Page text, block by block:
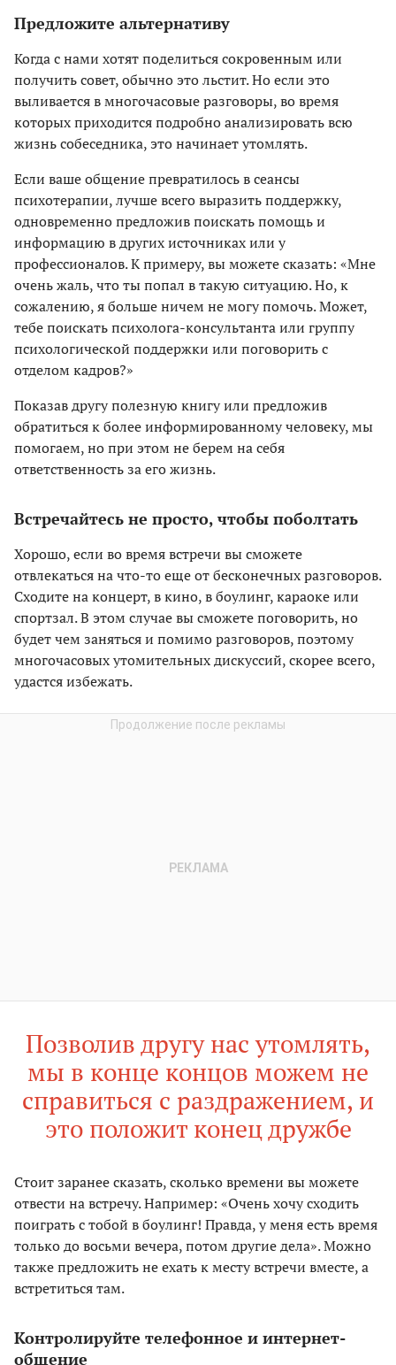
Предложите альтернативу
Когда с нами хотят поделиться сокровенным или
получить совет, обычно это льстит. Но если это
выливается в многочасовые разговоры, во время
которых приходится подробно анализировать всю
жизнь собеседника, это начинает утомлять.
Если ваше общение превратилось в сеансы
психотерапии, лучше всего выразить поддержку,
одновременно предложив поискать помощь и
информацию в других источниках или у
профессионалов. К примеру, вы можете сказать: «Мне
очень жаль, что ты попал в такую ситуацию. Но, к
сожалению, я больше ничем не могу помочь. Может,
тебе поискать психолога-консультанта или группу
психологической поддержки или поговорить с
отделом кадров?»
Показав другу полезную книгу или предложив
обратиться к более информированному человеку, мы
помогаем, но при этом не берем на себя
ответственность за его жизнь.
Встречайтесь не просто, чтобы поболтать
Хорошо, если во время встречи вы сможете
отвлекаться на что-то еще от бесконечных разговоров.
Сходите на концерт, в кино, в боулинг, караоке или
спортзал. В этом случае вы сможете поговорить, но
будет чем заняться и помимо разговоров, поэтому
многочасовых утомительных дискуссий, скорее всего,
удастся избежать.
Позволив другу нас утомлять,
мы в конце концов можем не
справиться с раздражением, и
это положит конец дружбе
Стоит заранее сказать, сколько времени вы можете
отвести на встречу. Например: «Очень хочу сходить
поиграть с тобой в боулинг! Правда, у меня есть время
только до восьми вечера, потом другие дела». Можно
также предложить не ехать к месту встречи вместе, а
встретиться там.
Контролируйте телефонное и интернет-
общение